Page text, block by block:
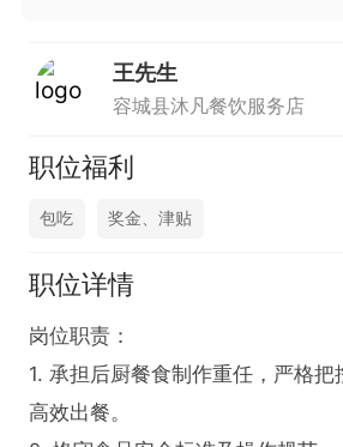
王先生
容城县沐凡餐饮服务店
职位福利
包吃 奖金、津贴
职位详情
岗位职责：
1. 承担后厨餐食制作重任，严格把
高效出餐。